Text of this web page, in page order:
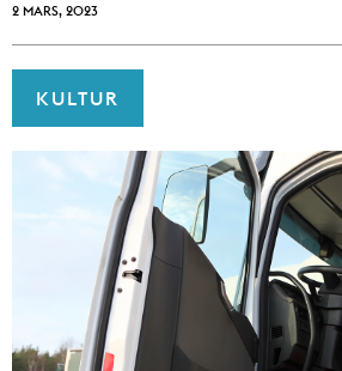
2 MARS, 2023
KULTUR